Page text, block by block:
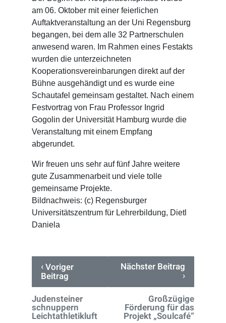
am 06. Oktober mit einer feierlichen
Auftaktveranstaltung an der Uni Regensburg
begangen, bei dem alle 32 Partnerschulen
anwesend waren. Im Rahmen eines Festakts
wurden die unterzeichneten
Kooperationsvereinbarungen direkt auf der
Bühne ausgehändigt und es wurde eine
Schautafel gemeinsam gestaltet. Nach einem
Festvortrag von Frau Professor Ingrid
Gogolin der Universität Hamburg wurde die
Veranstaltung mit einem Empfang
abgerundet.
Wir freuen uns sehr auf fünf Jahre weitere
gute Zusammenarbeit und viele tolle
gemeinsame Projekte.
Bildnachweis: (c) Regensburger
Universitätszentrum für Lehrerbildung, Dietl
Daniela
‹Voriger
Beitrag
Judensteiner
schnuppern
Leichtathletikluft
Nächster Beitrag
›
Großzügige
Förderung für das
Projekt „Soulcafé“